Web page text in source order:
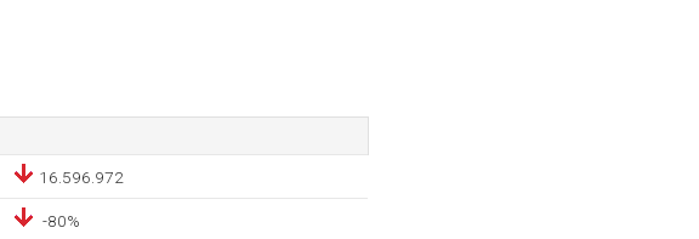
16.596.972
-80%